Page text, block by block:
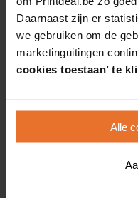
Daarnaast zijn er
we gebruiken om de
marketinguitingen
cookies toestaan’ te
Alle